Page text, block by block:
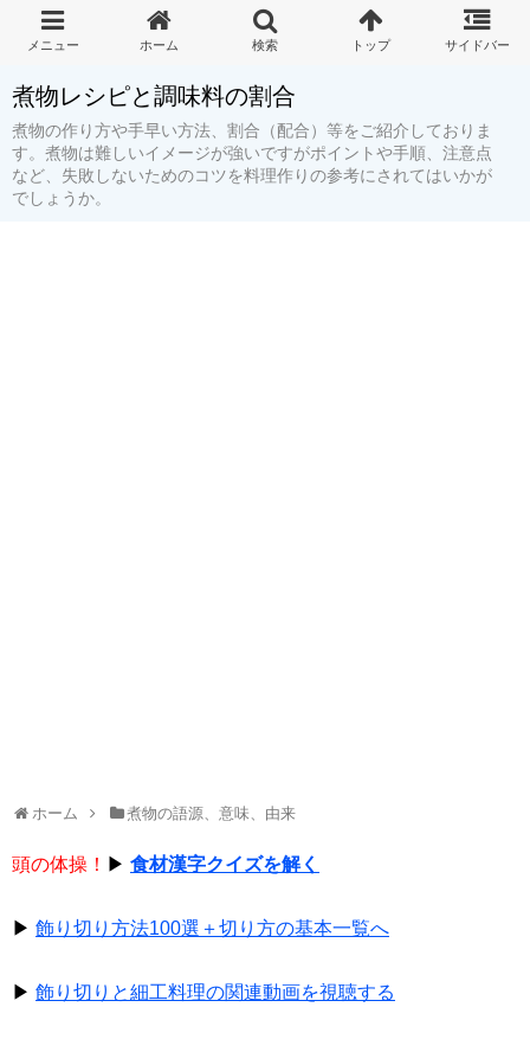
煮物レシピと調味料の割合
煮物の作り方や手早い方法、割合（配合）等をご紹介しておりま
す。煮物は難しいイメージが強いですがポイントや手順、注意点
など、失敗しないためのコツを料理作りの参考にされてはいかが
でしょうか。
ホーム 煮物の語源、意味、由来
頭の体操！ ▶ 食材漢字クイズを解く
▶ 飾り切り方法100選＋切り方の基本一覧へ
▶ 飾り切りと細工料理の関連動画を視聴する